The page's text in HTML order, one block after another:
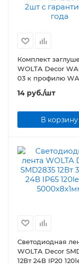
Комплект
WOLTA Decor
03 к профилю
18/15/2000-А 2шт
14 руб./шт
В корзину
Светодиодная
WOLTA Decor
12Вт 24В IP20